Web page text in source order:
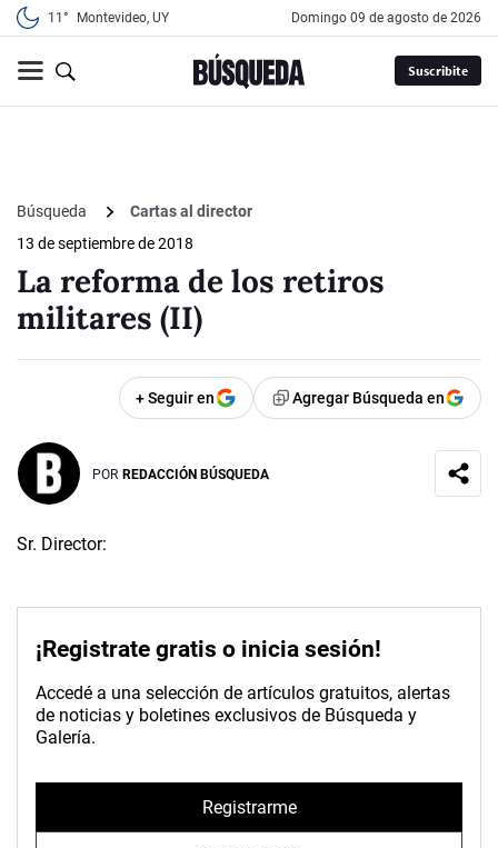
11° Montevideo, UY domingo 09 de agosto de 2026
Suscribite
Búsqueda
Cartas al director
13 de septiembre de 2018
La reforma de los retiros
militares (II)
+ Seguir en Agregar Búsqueda en
POR REDACCIÓN BÚSQUEDA
Sr. Director:
¡Registrate gratis o inicia sesión!
Accedé a una selección de artículos gratuitos, alertas
de noticias y boletines exclusivos de Búsqueda y
Galería.
Registrarme